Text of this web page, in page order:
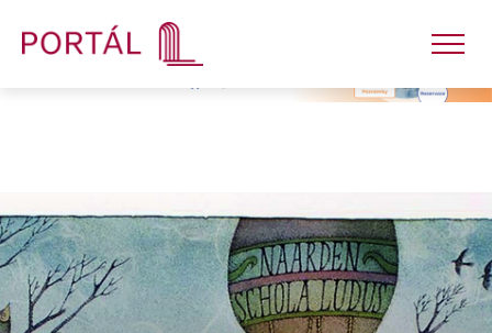
Nakladatelství
Časopisy